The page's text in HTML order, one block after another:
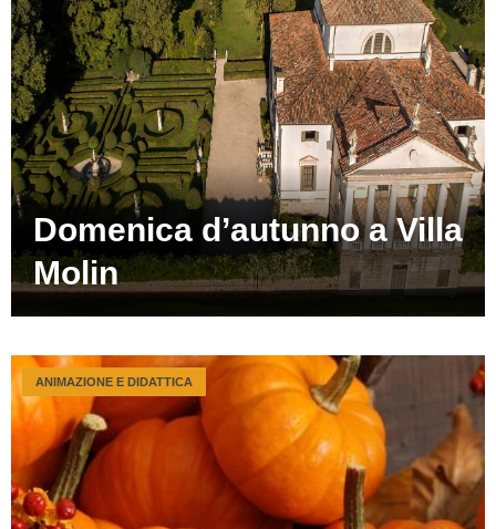
Domenica d’autunno a Villa
Molin
ANIMAZIONE E DIDATTICA